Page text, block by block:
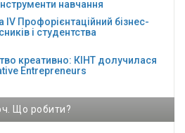
навчання
ІV Профорієнтаційний бізнес-
і студентства
креативно: КІНТ долучилася
Entrepreneurs
Що робити?